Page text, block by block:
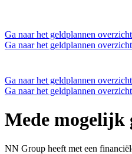
Ga naar het geldplannen overzicht
Ga naar het geldplannen overzicht
Ga naar het geldplannen overzicht
Ga naar het geldplannen overzicht
Mede mogelijk
NN Group heeft met een